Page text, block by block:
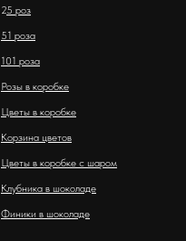
25 роз
51 роза
101 роза
Розы в коробке
Цветы в коробке
Корзина цветов
Цветы в коробке с шаром
Клубника в шоколаде
Финики в шоколаде